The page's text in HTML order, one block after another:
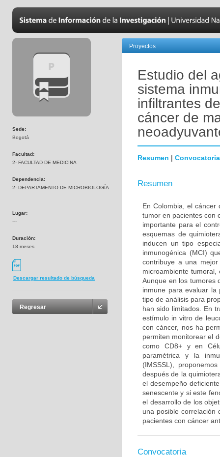
Sede:
Bogotá
Facultad:
2- FACULTAD DE MEDICINA
Dependencia:
2- DEPARTAMENTO DE MICROBIOLOGÍA
Lugar:
---
Duración:
18 meses
Descargar resultado de búsqueda
Regresar
Proyectos
Estudio del
sistema
infiltrantes
cáncer de
Resumen | Convocatoria
Resumen
En Colombia, el
tumor en pacientes con
importante para el
esquemas de
inducen un tipo
inmunogénica (MCI)
contribuye a una
microambiente
Aunque en los tumores
inmune para evaluar la
tipo de análisis para
han sido limitados. En
estímulo in vitro de
con cáncer, nos ha
permiten monitorear el
como CD8+ y en
paramétrica y la
(IMSSSL),
después de la
el desempeño
senescente y si este
el desarrollo de los
una posible correlación
pacientes con cáncer
Convocatoria